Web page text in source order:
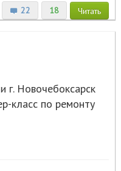
22 18 Читать
г. Новочебоксарск
класс по ремонту